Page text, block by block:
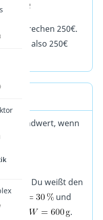
entsprechen 250€.
muss also 250€
Grundwert, wenn
Du weißt den
und
.